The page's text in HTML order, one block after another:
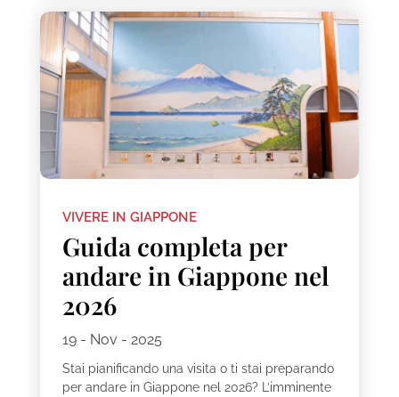
VIVERE IN GIAPPONE
Guida completa per
andare in Giappone nel
2026
19 - Nov - 2025
Stai pianificando una visita o ti stai preparando
per andare in Giappone nel 2026? L’imminente